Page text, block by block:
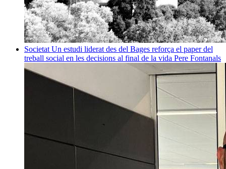
Societat Un estudi liderat des del Bages reforça el paper del
treball social en les decisions al final de la vida Pere Fontanals